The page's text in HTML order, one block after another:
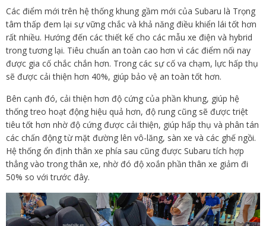
Các điểm mới trên hệ thống khung gầm mới của Subaru là Trọng
tâm thấp đem lại sự vững chắc và khả năng điều khiển lái tốt hơn
rất nhiều. Hướng đến các thiết kế cho các mẫu xe điện và hybrid
trong tương lại. Tiêu chuẩn an toàn cao hơn vì các điểm nối nay
được gia cố chắc chắn hơn. Trong các sự cố va chạm, lực hấp thụ
sẽ được cải thiện hơn 40%, giúp bảo vệ an toàn tốt hơn.
Bên cạnh đó, cải thiện hơn độ cứng của phần khung, giúp hệ
thống treo hoạt động hiệu quả hơn, độ rung cũng sẽ được triệt
tiêu tốt hơn nhờ độ cứng được cải thiện, giúp hấp thụ và phân tán
các chấn động từ mặt đường lên vô-lăng, sàn xe và các ghế ngồi.
Hệ thống ổn định thân xe phía sau cũng được Subaru tích hợp
thẳng vào trong thân xe, nhờ đó độ xoắn phần thân xe giảm đi
50% so với trước đây.